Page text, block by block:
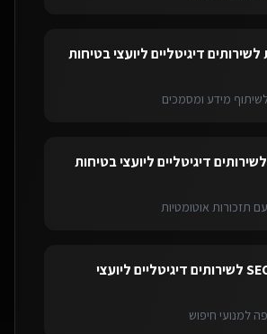
לשירותים דיגיטליים ליועצי בטיחות
מידע ומסמכים
לשירותים דיגיטליים ליועצי בטיחות
תזכורות אוטומטיות
לשירותים דיגיטליים ליועצי
למנועי חיפוש